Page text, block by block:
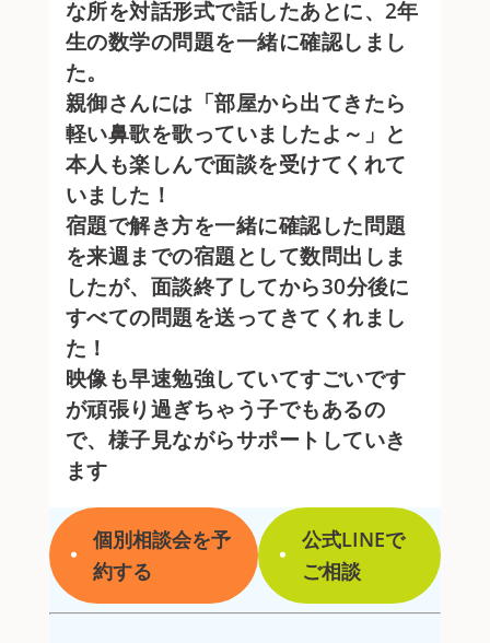
な所を対話形式で話したあとに、2年
生の数学の問題を一緒に確認しまし
た。
親御さんには「部屋から出てきたら
軽い鼻歌を歌っていましたよ～」と
本人も楽しんで面談を受けてくれて
いました！
宿題で解き方を一緒に確認した問題
を来週までの宿題として数問出しま
したが、面談終了してから30分後に
すべての問題を送ってきてくれまし
た！
映像も早速勉強していてすごいです
が頑張り過ぎちゃう子でもあるの
で、様子見ながらサポートしていき
ます
個別相談会を予
約する
公式LINEで
ご相談